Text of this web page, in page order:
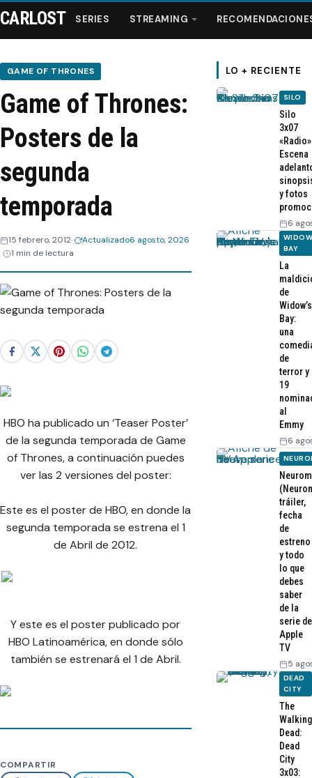
Series
Streaming
Recomendaciones
Videos
Webisodios
CARLOST SERIES STREAMING
GAME OF THRONES
Game of Thrones:
Posters de la
segunda
temporada
15 febrero, 2012 Actualizado6 agosto, 2026
1 min de lectura
HBO ha publicado un ‘Teaser Poster’
de la segunda temporada de Game
of Thrones, a continuación puedes
ver las 2 versiones del poster:
Este es el poster de HBO, en donde la
segunda temporada se estrena el 1
de Abril de 2012.
Y este es el poster publicado por
HBO Latinoamérica, en donde sólo
también se estrenará el 1 de Abril.
COMPARTIR
LO + RECIENTE
SILO
Silo
3x07
Escena
y fotos
6
BAY
La
de
Widow’s
Bay:
una
de
terror y
19
al
Emmy
6
tráiler,
fecha
de
estreno
y todo
lo que
debes
saber
de la
serie de
Apple
TV
5
DEAD
CITY
The
Walking
Dead:
Dead
City
3x03: